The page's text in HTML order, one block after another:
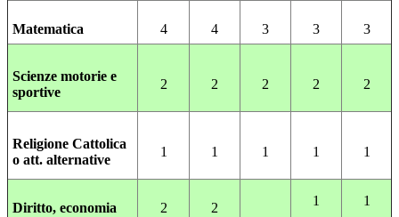
Matematica 4 4 3 3 3
Scienze motorie e
sportive
2 2 2 2 2
Religione Cattolica
o att. alternative
1 1 1 1 1
Diritto, economia 2 2 1 1